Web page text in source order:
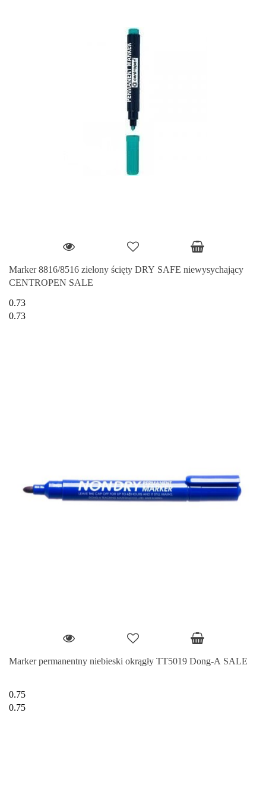
Marker 8816/8516 zielony ścięty DRY SAFE niewysychający
CENTROPEN SALE
0.73
0.73
Marker permanentny niebieski okrągły TT5019 Dong-A SALE
0.75
0.75